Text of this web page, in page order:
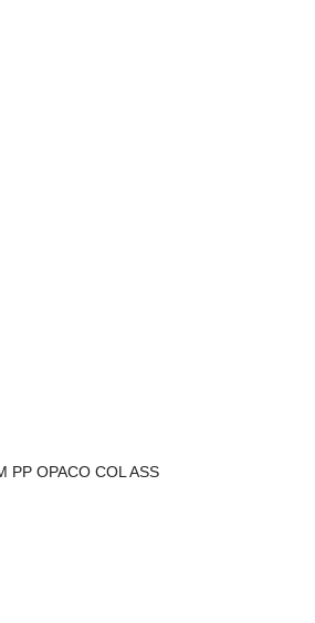
PP OPACO COL ASS